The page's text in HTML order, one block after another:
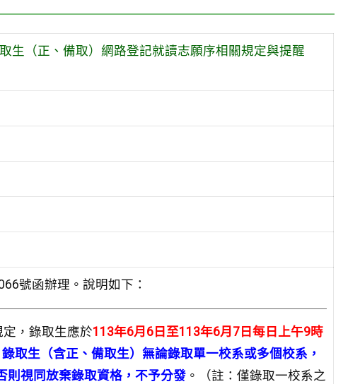
生（正、備取）網路登記就讀志願序相關規定與提醒
號函辦理。說明如下：
，錄取生應於113年6月6日至113年6月7日每日上午9時
錄取生（含正、備取生）無論錄取單一校系或多個校系，
則視同放棄錄取資格，不予分發。（註：僅錄取一校系之